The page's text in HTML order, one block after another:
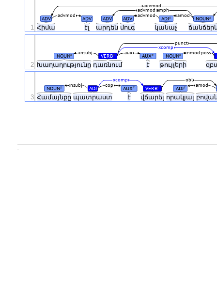
Հիմա էլ արդեն մուգ կանաչ
ADV ADV ADV ADV ADJ# NOUN#
advmod advmod amod
advmod:emph
advmod
1
Խաղաղությունը դառնում է թույլերի
NOUN# VERB# AUX# NOUN#
aux nmod:poss
nsubj
xcomp
punct
2
Համայնքը պատրաստ է վճարել որակյալ
NOUN# ADJ AUX# VERB# ADJ#
cop
nsubj amod
xcomp obl
3
.